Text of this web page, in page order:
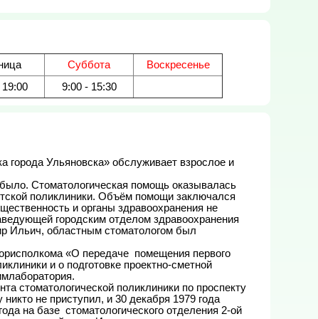
Суббота
Воскресенье
9:00 - 15:30
поликлиники. Объём помощи заключался
и органы здравоохранения не
городским отделом здравоохранения
Ильич, областным стоматологом был
и о подготовке проектно-сметной
не приступил, и 30 декабря 1979 года
на базе  стоматологического отделения 2-ой